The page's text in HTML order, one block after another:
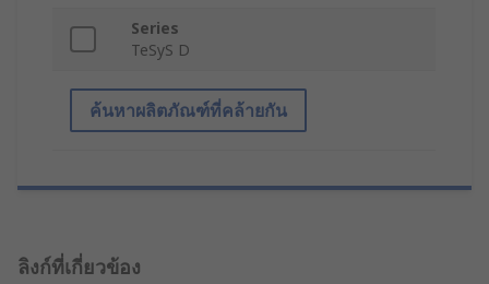
Series
TeSyS D
ค้นหาผลิตภัณฑ์ที่คล้ายกัน
ลิงก์ที่เกี่ยวข้อง